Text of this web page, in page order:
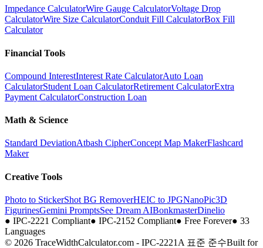
Impedance CalculatorWire Gauge CalculatorVoltage Drop
CalculatorWire Size CalculatorConduit Fill CalculatorBox Fill
Calculator
Financial Tools
Compound InterestInterest Rate CalculatorAuto Loan
CalculatorStudent Loan CalculatorRetirement CalculatorExtra
Payment CalculatorConstruction Loan
Math & Science
Standard DeviationAtbash CipherConcept Map MakerFlashcard
Maker
Creative Tools
Photo to StickerShot BG RemoverHEIC to JPGNanoPic3D
FigurinesGemini PromptsSee Dream AIBonkmasterDinelio
● IPC-2221 Compliant● IPC-2152 Compliant● Free Forever● 33
Languages
© 2026 TraceWidthCalculator.com - IPC-2221A 표준 준수Built for